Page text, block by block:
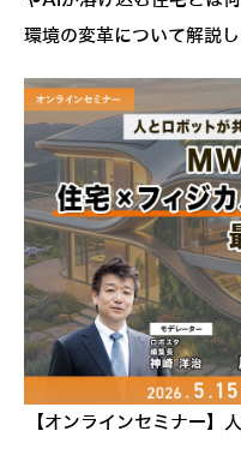
環境の変革について解説し
【オンラインセミナー】